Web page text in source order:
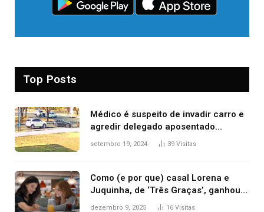
Top Posts
Médico é suspeito de invadir carro e
agredir delegado aposentado
durante confusão no trânsito
setembro 19, 2024 39 Visitas
Como (e por que) casal Lorena e
Juquinha, de ‘Três Graças’, ganhou
repercussão internacional
dezembro 9, 2025 16 Visitas